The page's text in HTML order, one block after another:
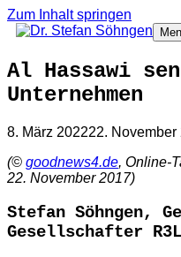
Zum Inhalt springen
Al Hassawi
Unternehmen
8. März 202222. November
(© goodnews4.de, Online-
22. November 2017)
Stefan Söhngen,
Gesellschafter